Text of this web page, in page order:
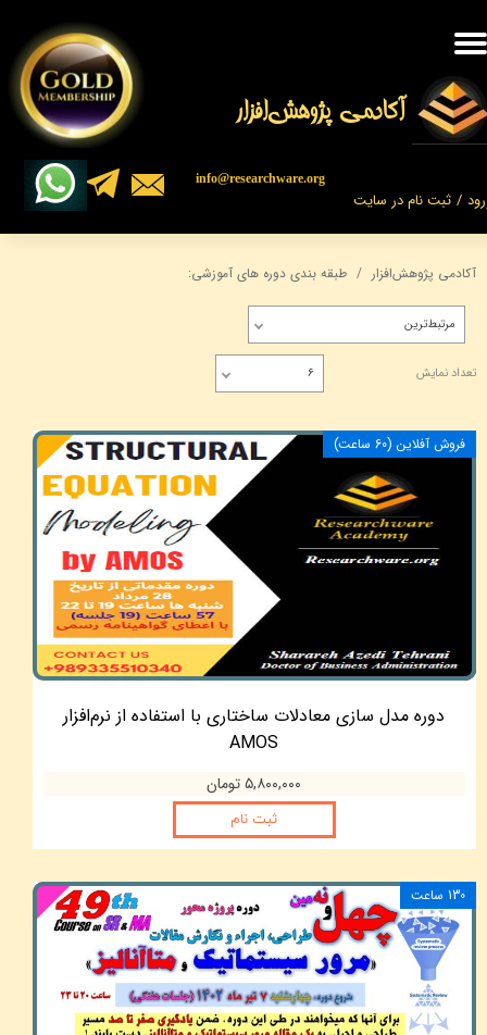
​​info@researchware.org
/ ثبت نام در سایت
حساب کاربری من
تغییر گذر واژه
سفارشات
خروج از حساب کاربری
​​​آکادمی پژوهش‌افزار
آکادمی پژوهش‌افزار طبقه بندی دوره های آموزشی:
مرتبط‌ترین
تعداد نمایش ۶
دوره مدل سازی معادلات ساختاری با استفاده از نرم‌افزار
AMOS
۵,۸۰۰,۰۰۰ تومان
ثبت نام
فروش آفلاين (60 ساعت)
130 ساعت